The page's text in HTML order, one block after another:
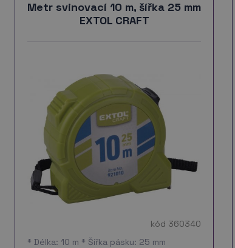
Metr svinovací 10 m, šířka 25 mm
EXTOL CRAFT
kód 360340
* Délka: 10 m * Šířka pásku: 25 mm